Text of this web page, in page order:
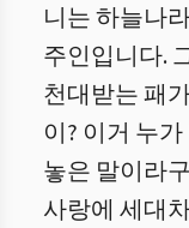
니는 하늘나
주인입니다.
천대받는 패
이? 이거 누
놓은 말이라
사랑에 세대